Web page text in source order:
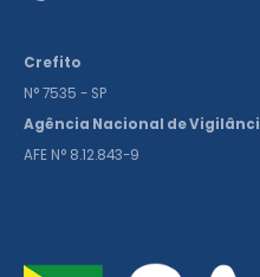
Crefito
N° 7535 - SP
Agência Nacional de
AFE N° 8.12.843-9